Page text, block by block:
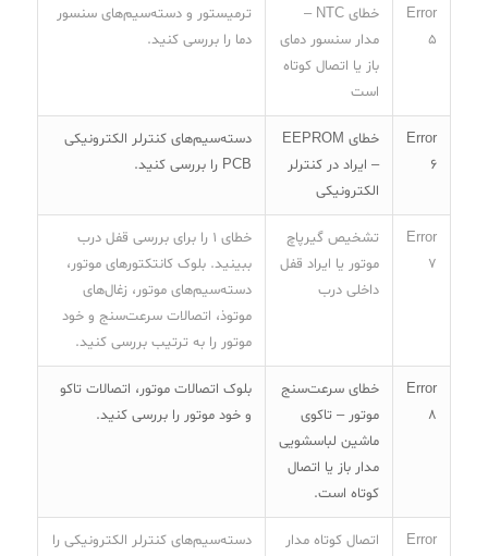
Error
5
خطای NTC –
مدار سنسور دمای
باز یا اتصال کوتاه
است
ترمیستور و دسته‌سیم‌های سنسور
دما را بررسی کنید.
Error
6
خطای EEPROM
– ایراد در کنترلر
الکترونیکی
دسته‌سیم‌های کنترلر الکترونیکی
PCB را بررسی کنید.
Error
7
تشخیص گیرپاچ
موتور یا ایراد قفل
داخلی درب
خطای ۱ را برای بررسی قفل درب
ببینید. بلوک کانتکتورهای موتور،
دسته‌سیم‌های موتور، زغال‌های
موتوذ، اتصالات سرعت‌سنج و خود
موتور را به ترتیب بررسی کنید.
Error
8
خطای سرعت‌سنج
موتور – تاکوی
ماشین لباسشویی
مدار باز یا اتصال
کوتاه است.
بلوک اتصالات موتور، اتصالات تاکو
و خود موتور را بررسی کنید.
Error
اتصال کوتاه مدار
دسته‌سیم‌های کنترلر الکترونیکی را